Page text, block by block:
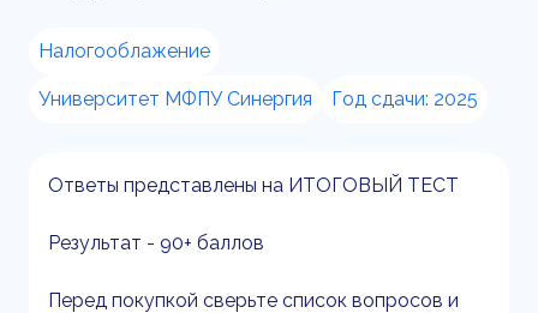
Налогооблажение
Университет МФПУ Синергия Год сдачи: 2025
Ответы представлены на ИТОГОВЫЙ ТЕСТ
Результат - 90+ баллов
Перед покупкой сверьте список вопросов и